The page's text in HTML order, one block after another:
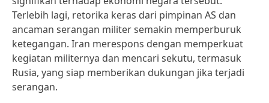
Terlebih lagi, retorika keras dari pimpinan AS dan
ancaman serangan militer semakin memperburuk
ketegangan. Iran merespons dengan memperkuat
kegiatan militernya dan mencari sekutu, termasuk
Rusia, yang siap memberikan dukungan jika terjadi
serangan.